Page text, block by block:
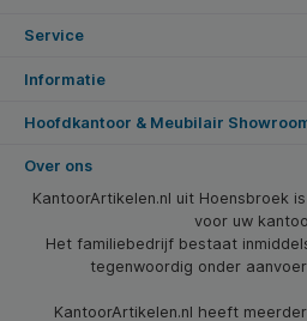
Service
Informatie
Hoofdkantoor & Meubilair
Over ons
KantoorArtikelen.nl uit Hoensbroek
voor uw
Het familiebedrijf bestaat
tegenwoordig onder
KantoorArtikelen.nl heeft